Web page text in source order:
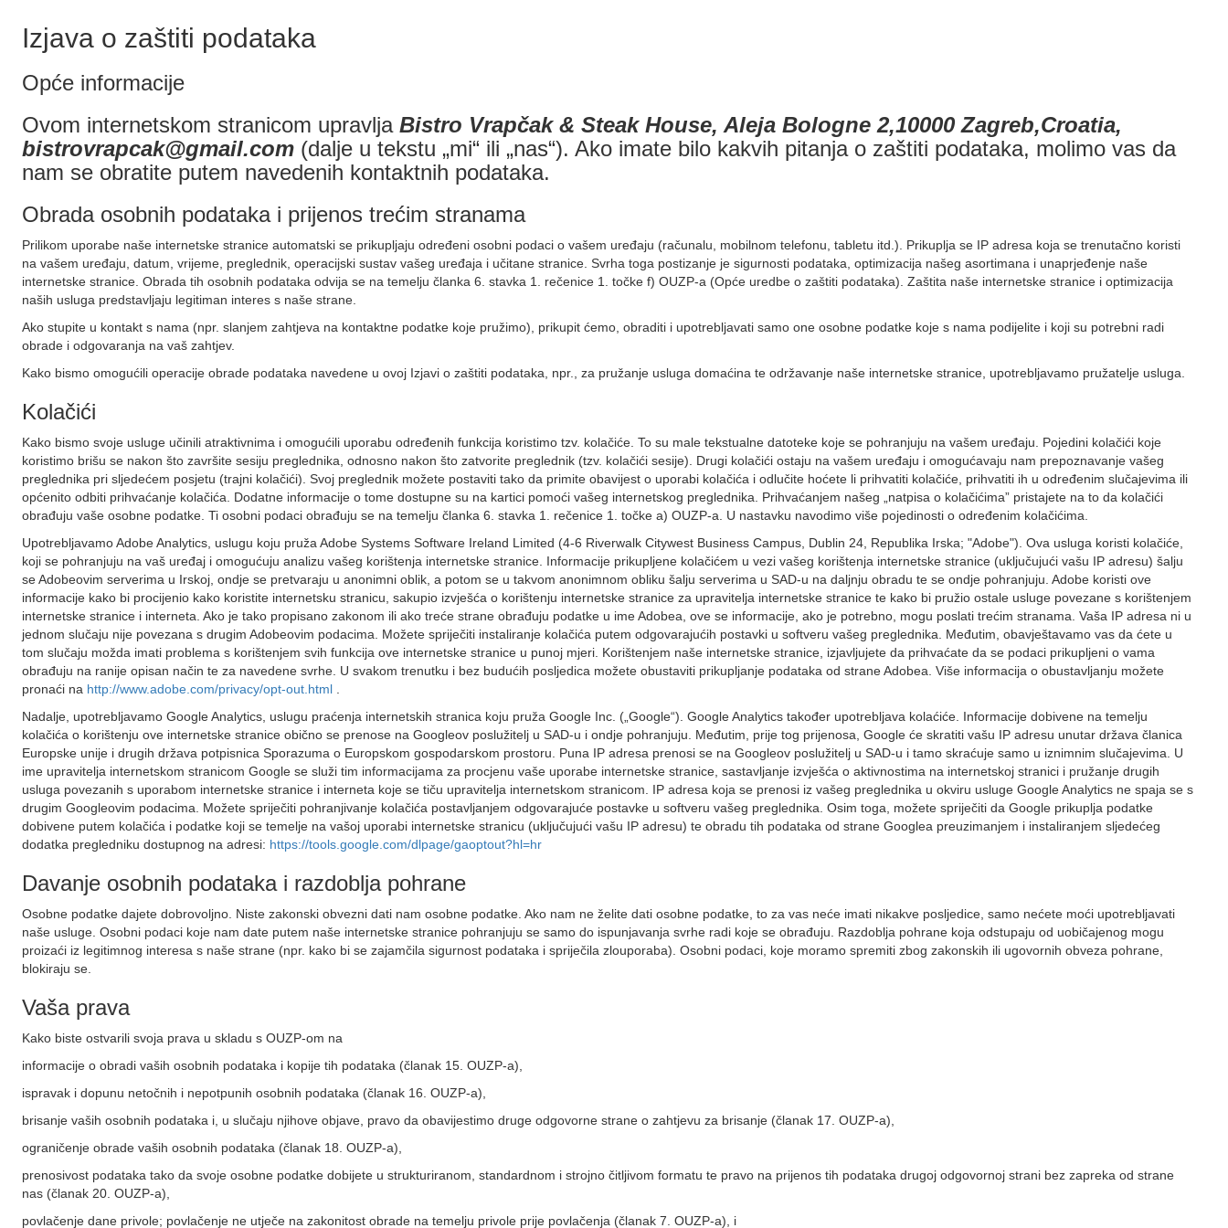
Izjava o zaštiti podataka
Opće informacije
Ovom internetskom stranicom upravlja Bistro Vrapčak & Steak House, Aleja Bologne 2,10000 Zagreb,Croatia,
bistrovrapcak@gmail.com (dalje u tekstu „mi“ ili „nas“). Ako imate bilo kakvih pitanja o zaštiti podataka, molimo vas da
nam se obratite putem navedenih kontaktnih podataka.
Obrada osobnih podataka i prijenos trećim stranama
Prilikom uporabe naše internetske stranice automatski se prikupljaju određeni osobni podaci o vašem uređaju (računalu, mobilnom telefonu, tabletu itd.). Prikuplja se IP adresa koja se trenutačno koristi
na vašem uređaju, datum, vrijeme, preglednik, operacijski sustav vašeg uređaja i učitane stranice. Svrha toga postizanje je sigurnosti podataka, optimizacija našeg asortimana i unaprjeđenje naše
internetske stranice. Obrada tih osobnih podataka odvija se na temelju članka 6. stavka 1. rečenice 1. točke f) OUZP-a (Opće uredbe o zaštiti podataka). Zaštita naše internetske stranice i optimizacija
naših usluga predstavljaju legitiman interes s naše strane.
Ako stupite u kontakt s nama (npr. slanjem zahtjeva na kontaktne podatke koje pružimo), prikupit ćemo, obraditi i upotrebljavati samo one osobne podatke koje s nama podijelite i koji su potrebni radi
obrade i odgovaranja na vaš zahtjev.
Kako bismo omogućili operacije obrade podataka navedene u ovoj Izjavi o zaštiti podataka, npr., za pružanje usluga domaćina te održavanje naše internetske stranice, upotrebljavamo pružatelje usluga.
Kolačići
Kako bismo svoje usluge učinili atraktivnima i omogućili uporabu određenih funkcija koristimo tzv. kolačiće. To su male tekstualne datoteke koje se pohranjuju na vašem uređaju. Pojedini kolačići koje
koristimo brišu se nakon što završite sesiju preglednika, odnosno nakon što zatvorite preglednik (tzv. kolačići sesije). Drugi kolačići ostaju na vašem uređaju i omogućavaju nam prepoznavanje vašeg
preglednika pri sljedećem posjetu (trajni kolačići). Svoj preglednik možete postaviti tako da primite obavijest o uporabi kolačića i odlučite hoćete li prihvatiti kolačiće, prihvatiti ih u određenim slučajevima ili
općenito odbiti prihvaćanje kolačića. Dodatne informacije o tome dostupne su na kartici pomoći vašeg internetskog preglednika. Prihvaćanjem našeg „natpisa o kolačićima” pristajete na to da kolačići
obrađuju vaše osobne podatke. Ti osobni podaci obrađuju se na temelju članka 6. stavka 1. rečenice 1. točke a) OUZP-a. U nastavku navodimo više pojedinosti o određenim kolačićima.
Upotrebljavamo Adobe Analytics, uslugu koju pruža Adobe Systems Software Ireland Limited (4-6 Riverwalk Citywest Business Campus, Dublin 24, Republika Irska; "Adobe"). Ova usluga koristi kolačiće,
koji se pohranjuju na vaš uređaj i omogućuju analizu vašeg korištenja internetske stranice. Informacije prikupljene kolačićem u vezi vašeg korištenja internetske stranice (uključujući vašu IP adresu) šalju
se Adobeovim serverima u Irskoj, ondje se pretvaraju u anonimni oblik, a potom se u takvom anonimnom obliku šalju serverima u SAD-u na daljnju obradu te se ondje pohranjuju. Adobe koristi ove
informacije kako bi procijenio kako koristite internetsku stranicu, sakupio izvješća o korištenju internetske stranice za upravitelja internetske stranice te kako bi pružio ostale usluge povezane s korištenjem
internetske stranice i interneta. Ako je tako propisano zakonom ili ako treće strane obrađuju podatke u ime Adobea, ove se informacije, ako je potrebno, mogu poslati trećim stranama. Vaša IP adresa ni u
jednom slučaju nije povezana s drugim Adobeovim podacima. Možete spriječiti instaliranje kolačića putem odgovarajućih postavki u softveru vašeg preglednika. Međutim, obavještavamo vas da ćete u
tom slučaju možda imati problema s korištenjem svih funkcija ove internetske stranice u punoj mjeri. Korištenjem naše internetske stranice, izjavljujete da prihvaćate da se podaci prikupljeni o vama
obrađuju na ranije opisan način te za navedene svrhe. U svakom trenutku i bez budućih posljedica možete obustaviti prikupljanje podataka od strane Adobea. Više informacija o obustavljanju možete
pronaći na http://www.adobe.com/privacy/opt-out.html
Nadalje, upotrebljavamo Google Analytics, uslugu praćenja internetskih stranica koju pruža Google Inc. („Google“). Google Analytics također upotrebljava kolaćiće. Informacije dobivene na temelju
kolačića o korištenju ove internetske stranice obično se prenose na Googleov poslužitelj u SAD-u i ondje pohranjuju. Međutim, prije tog prijenosa, Google će skratiti vašu IP adresu unutar država članica
Europske unije i drugih država potpisnica Sporazuma o Europskom gospodarskom prostoru. Puna IP adresa prenosi se na Googleov poslužitelj u SAD-u i tamo skraćuje samo u iznimnim slučajevima. U
ime upravitelja internetskom stranicom Google se služi tim informacijama za procjenu vaše uporabe internetske stranice, sastavljanje izvješća o aktivnostima na internetskoj stranici i pružanje drugih
usluga povezanih s uporabom internetske stranice i interneta koje se tiču upravitelja internetskom stranicom. IP adresa koja se prenosi iz vašeg preglednika u okviru usluge Google Analytics ne spaja se s
drugim Googleovim podacima. Možete spriječiti pohranjivanje kolačića postavljanjem odgovarajuće postavke u softveru vašeg preglednika. Osim toga, možete spriječiti da Google prikuplja podatke
dobivene putem kolačića i podatke koji se temelje na vašoj uporabi internetske stranicu (uključujući vašu IP adresu) te obradu tih podataka od strane Googlea preuzimanjem i instaliranjem sljedećeg
dodatka pregledniku dostupnog na adresi: https://tools.google.com/dlpage/gaoptout?hl=hr
Davanje osobnih podataka i razdoblja pohrane
Osobne podatke dajete dobrovoljno. Niste zakonski obvezni dati nam osobne podatke. Ako nam ne želite dati osobne podatke, to za vas neće imati nikakve posljedice, samo nećete moći upotrebljavati
naše usluge. Osobni podaci koje nam date putem naše internetske stranice pohranjuju se samo do ispunjavanja svrhe radi koje se obrađuju. Razdoblja pohrane koja odstupaju od uobičajenog mogu
proizaći iz legitimnog interesa s naše strane (npr. kako bi se zajamčila sigurnost podataka i spriječila zlouporaba). Osobni podaci, koje moramo spremiti zbog zakonskih ili ugovornih obveza pohrane,
blokiraju se.
Vaša prava
Kako biste ostvarili svoja prava u skladu s OUZP-om na
informacije o obradi vaših osobnih podataka i kopije tih podataka (članak 15. OUZP-a),
ispravak i dopunu netočnih i nepotpunih osobnih podataka (članak 16. OUZP-a),
brisanje vaših osobnih podataka i, u slučaju njihove objave, pravo da obavijestimo druge odgovorne strane o zahtjevu za brisanje (članak 17. OUZP-a),
ograničenje obrade vaših osobnih podataka (članak 18. OUZP-a),
prenosivost podataka tako da svoje osobne podatke dobijete u strukturiranom, standardnom i strojno čitljivom formatu te pravo na prijenos tih podataka drugoj odgovornoj strani bez zapreka od strane
nas (članak 20. OUZP-a),
povlačenje dane privole; povlačenje ne utječe na zakonitost obrade na temelju privole prije povlačenja (članak 7. OUZP-a), i